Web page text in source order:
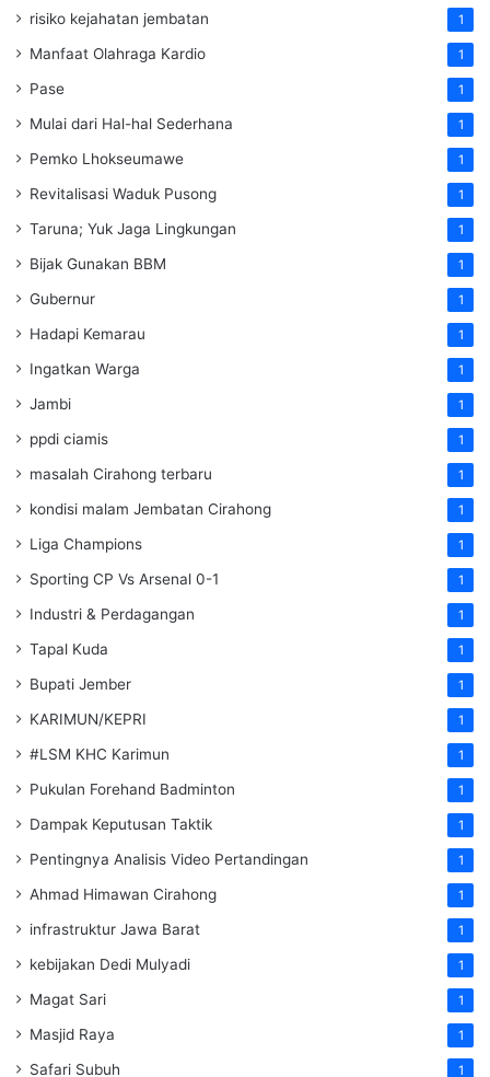
risiko kejahatan jembatan 1
Manfaat Olahraga Kardio 1
Pase 1
Mulai dari Hal-hal Sederhana 1
Pemko Lhokseumawe 1
Revitalisasi Waduk Pusong 1
Taruna; Yuk Jaga Lingkungan 1
Bijak Gunakan BBM 1
Gubernur 1
Hadapi Kemarau 1
Ingatkan Warga 1
Jambi 1
ppdi ciamis 1
masalah Cirahong terbaru 1
kondisi malam Jembatan Cirahong 1
Liga Champions 1
Sporting CP Vs Arsenal 0-1 1
Industri & Perdagangan 1
Tapal Kuda 1
Bupati Jember 1
KARIMUN/KEPRI 1
#LSM KHC Karimun 1
Pukulan Forehand Badminton 1
Dampak Keputusan Taktik 1
Pentingnya Analisis Video Pertandingan 1
Ahmad Himawan Cirahong 1
infrastruktur Jawa Barat 1
kebijakan Dedi Mulyadi 1
Magat Sari 1
Masjid Raya 1
Safari Subuh 1